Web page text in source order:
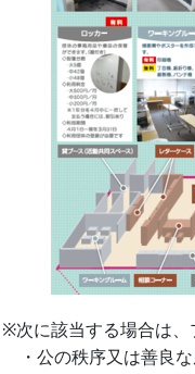
※次に該当する場合は、
・公の秩序又は善良